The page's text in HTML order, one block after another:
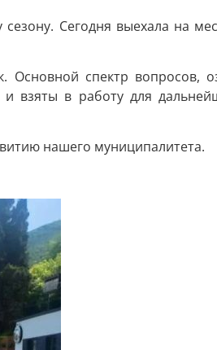
Сегодня выехала на
спектр вопросов,
взяты в работу для
нашего муниципалитета.